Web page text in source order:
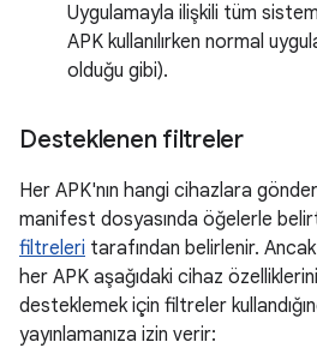
Uygulamayla ilişkili tüm
APK kullanılırken normal
olduğu gibi).
Desteklenen filtreler
Her APK'nın hangi cihazlara
manifest dosyasında öğelerle
filtreleri tarafından belirlenir.
her APK aşağıdaki cihaz
desteklemek için filtreler
yayınlamanıza izin verir: